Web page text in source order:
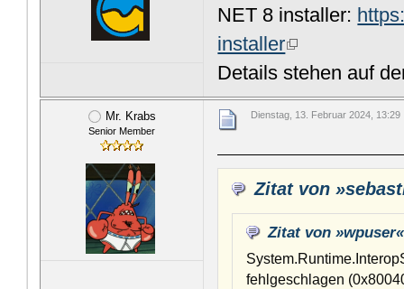
NET 8 installer:
installer
Details stehen auf
Mr. Krabs
Senior Member
Dienstag, 13. Februar 2024, 13:29
Zitat von
Zitat von »wpuser«
fehlgeschlagen